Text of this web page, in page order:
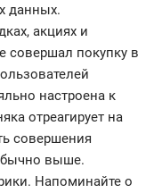
данных.
акциях и
совершал покупку в
настроена к
отреагирует на
совершения
выше.
Напоминайте о